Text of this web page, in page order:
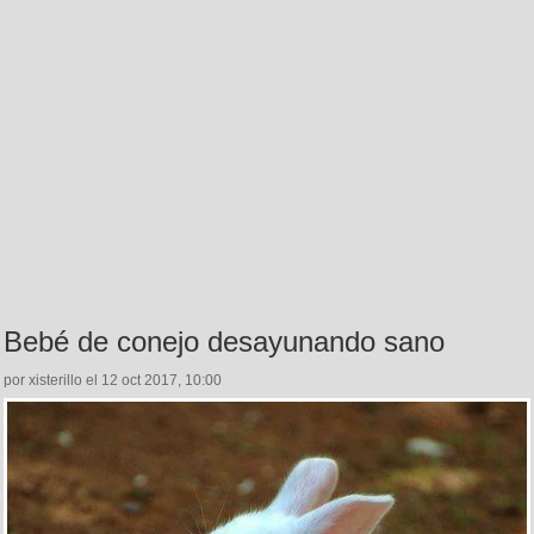
Bebé de conejo desayunando sano
por xisterillo el 12 oct 2017, 10:00